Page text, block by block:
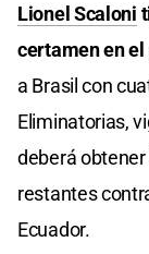
Lionel Scaloni
certamen en
a Brasil con
Eliminatorias,
deberá
restantes
Ecuador.